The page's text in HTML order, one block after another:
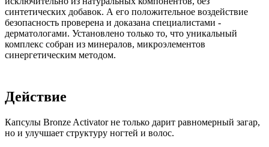
синтетических добавок. А его положительное воздействие
безопасность проверена и доказана специалистами -
дерматологами. Установлено только то, что уникальный
комплекс собран из минералов, микроэлементов
синергетическим методом.
Действие
Капсулы Bronze Activator не только дарит равномерный загар,
но и улучшает структуру ногтей и волос.